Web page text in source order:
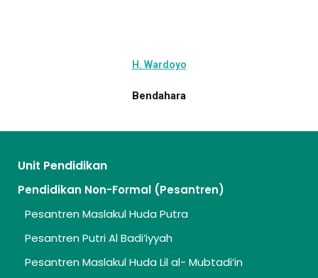
H. Wardoyo
Bendahara
Unit Pendidikan
Pendidikan Non-Formal (Pesantren)
Pesantren Maslakul Huda Putra
Pesantren Putri Al Badi’iyyah
Pesantren Maslakul Huda Lil al- Mubtadi’in